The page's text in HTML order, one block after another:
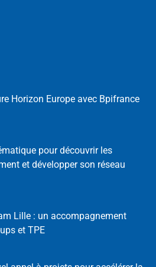
Horizon Europe avec Bpifrance
pour découvrir les
et développer son réseau
Lille : un accompagnement
et TPE